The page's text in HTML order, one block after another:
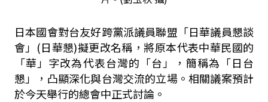
日本國會對台友好跨黨派議員聯盟「日華議員懇談
會」(日華懇)擬更改名稱，將原本代表中華民國的
「華」字改為代表台灣的「台」，簡稱為「日台
懇」，凸顯深化與台灣交流的立場。相關議案預計
於今天舉行的總會中正式討論。